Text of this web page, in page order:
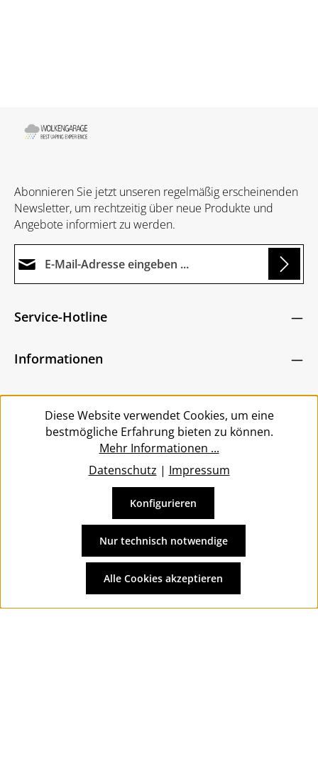
Abonnieren Sie jetzt unseren regelmäßig erscheinenden
Newsletter, um rechtzeitig über neue Produkte und
Angebote informiert zu werden.
Ich habe dieDatenschutzbestimmungen
bin mit ihnen einverstanden.
Zeichen ein*
Die mit einem Stern (*) markierten Felder sind
Service-Hotline
Informationen
Service
Vertrag widerrufen
und ggf. Nachnahmegebühren, wenn nicht anders
angegeben.
Diese Website verwendet Cookies, um eine
bestmögliche Erfahrung bieten zu können.
Mehr Informationen ...
Datenschutz | Impressum
Nur technisch notwendige
Konfigurieren
Alle Cookies akzeptieren